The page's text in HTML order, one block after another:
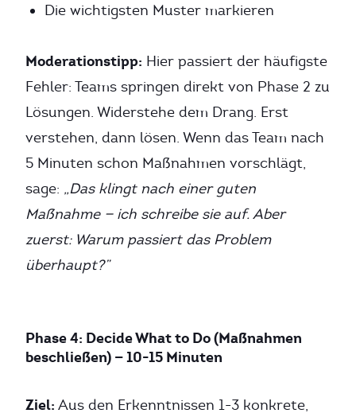
Die wichtigsten Muster markieren
Moderationstipp: Hier passiert der häufigste
Fehler: Teams springen direkt von Phase 2 zu
Lösungen. Widerstehe dem Drang. Erst
verstehen, dann lösen. Wenn das Team nach
5 Minuten schon Maßnahmen vorschlägt,
sage: „Das klingt nach einer guten
Maßnahme — ich schreibe sie auf. Aber
zuerst: Warum passiert das Problem
überhaupt?”
Phase 4: Decide What to Do (Maßnahmen
beschließen) — 10-15 Minuten
Ziel: Aus den Erkenntnissen 1-3 konkrete,